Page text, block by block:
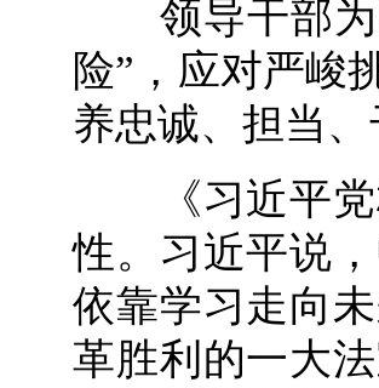
领导干部为
险”，应对严峻
养忠诚、担当
《习近平党
性。习近平说
依靠学习走向
革胜利的一大